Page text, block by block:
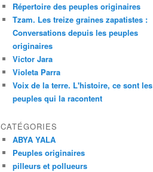
Répertoire des peuples originaires
Tzam. Les treize graines zapatistes :
Conversations depuis les peuples
originaires
Victor Jara
Violeta Parra
Voix de la terre. L'histoire, ce sont les
peuples qui la racontent
CATÉGORIES
ABYA YALA
Peuples originaires
pilleurs et pollueurs